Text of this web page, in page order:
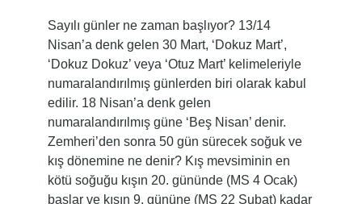
Sayılı günler ne zaman başlıyor? 13/14
Nisan’a denk gelen 30 Mart, ‘Dokuz Mart’,
‘Dokuz Dokuz’ veya ‘Otuz Mart’ kelimeleriyle
numaralandırılmış günlerden biri olarak kabul
edilir. 18 Nisan’a denk gelen
numaralandırılmış güne ‘Beş Nisan’ denir.
Zemheri’den sonra 50 gün sürecek soğuk ve
kış dönemine ne denir? Kış mevsiminin en
kötü soğuğu kışın 20. gününde (MS 4 Ocak)
başlar ve kışın 9. gününe (MS 22 Şubat) kadar